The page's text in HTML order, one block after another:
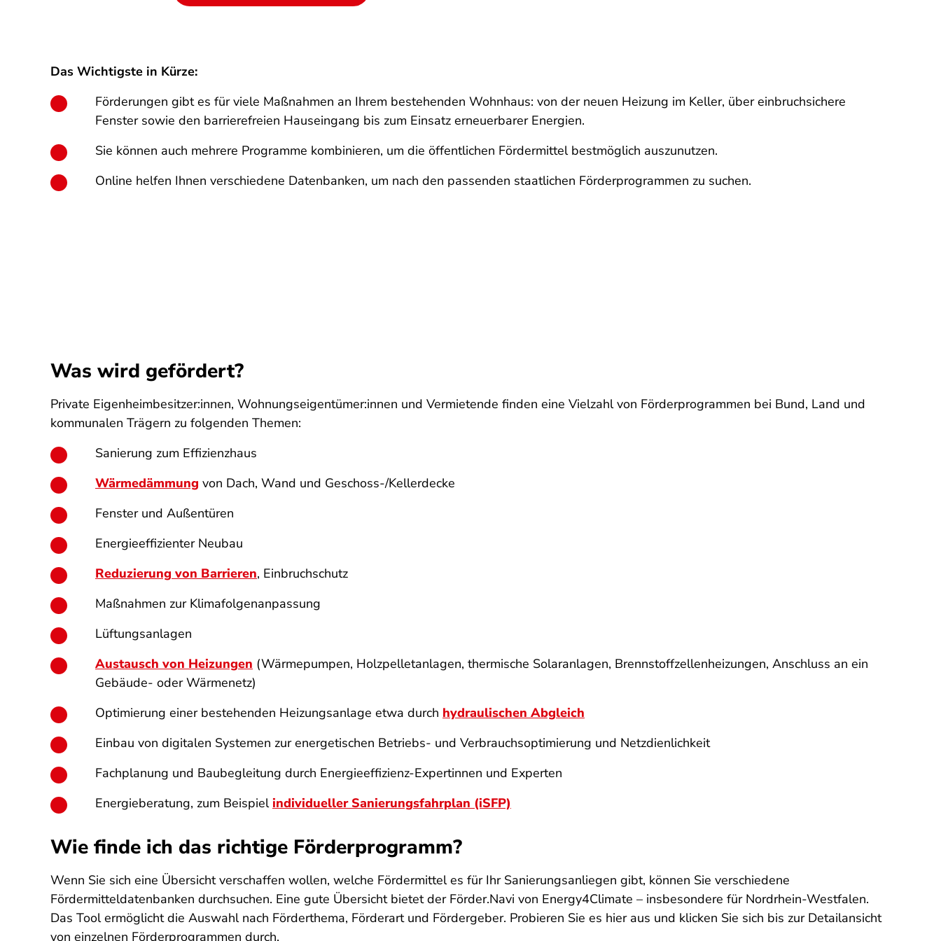
Das Wichtigste in Kürze:
Förderungen gibt es für viele Maßnahmen an Ihrem bestehenden Wohnhaus: von der neuen Heizung im Keller, über einbruchsichere
Fenster sowie den barrierefreien Hauseingang bis zum Einsatz erneuerbarer Energien.
Sie können auch mehrere Programme kombinieren, um die öffentlichen Fördermittel bestmöglich auszunutzen.
Online helfen Ihnen verschiedene Datenbanken, um nach den passenden staatlichen Förderprogrammen zu suchen.
Was wird gefördert?
Private Eigenheimbesitzer:innen, Wohnungseigentümer:innen und Vermietende finden eine Vielzahl von Förderprogrammen bei Bund, Land und
kommunalen Trägern zu folgenden Themen:
Sanierung zum Effizienzhaus
Wärmedämmung von Dach, Wand und Geschoss-/Kellerdecke
Fenster und Außentüren
Energieeffizienter Neubau
Reduzierung von Barrieren, Einbruchschutz
Maßnahmen zur Klimafolgenanpassung
Lüftungsanlagen
Austausch von Heizungen (Wärmepumpen, Holzpelletanlagen, thermische Solaranlagen, Brennstoffzellenheizungen, Anschluss an ein
Gebäude- oder Wärmenetz)
Optimierung einer bestehenden Heizungsanlage etwa durch hydraulischen Abgleich
Einbau von digitalen Systemen zur energetischen Betriebs- und Verbrauchsoptimierung und Netzdienlichkeit
Fachplanung und Baubegleitung durch Energieeffizienz-Expertinnen und Experten
Energieberatung, zum Beispiel individueller Sanierungsfahrplan (iSFP)
Wie finde ich das richtige Förderprogramm?
Wenn Sie sich eine Übersicht verschaffen wollen, welche Fördermittel es für Ihr Sanierungsanliegen gibt, können Sie verschiedene
Fördermitteldatenbanken durchsuchen. Eine gute Übersicht bietet der Förder.Navi von Energy4Climate – insbesondere für Nordrhein-Westfalen.
Das Tool ermöglicht die Auswahl nach Förderthema, Förderart und Fördergeber. Probieren Sie es hier aus und klicken Sie sich bis zur Detailansicht
von einzelnen Förderprogrammen durch.